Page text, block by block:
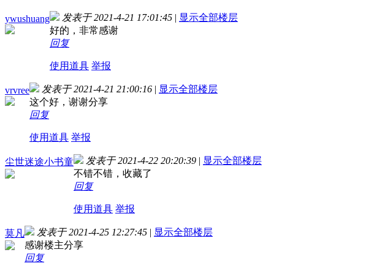
ywushuang 发表于 2021-4-21 17:01:45 | 显示全部楼层
好的，非常感谢
回复
使用道具 举报
vrvree 发表于 2021-4-21 21:00:16 | 显示全部楼层
这个好，谢谢分享
回复
使用道具 举报
尘世迷途小书童 发表于 2021-4-22 20:20:39 | 显示全部楼层
不错不错，收藏了
回复
使用道具 举报
莫凡 发表于 2021-4-25 12:27:45 | 显示全部楼层
感谢楼主分享
回复